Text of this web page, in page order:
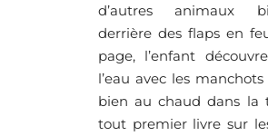
d’autres animaux
derrière des flaps en
page, l’enfant
l’eau avec les
bien au chaud dans la
tout premier livre sur